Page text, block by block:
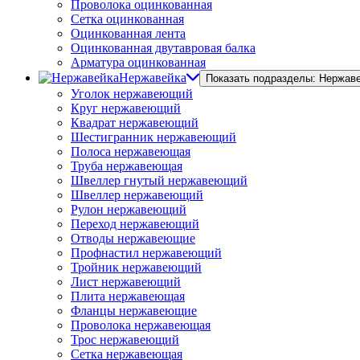
Проволока оцинкованная
Сетка оцинкованная
Оцинкованная лента
Оцинкованная двутавровая балка
Арматура оцинкованная
Нержавейка
Показать подразделы:
Уголок нержавеющий
Круг нержавеющий
Квадрат нержавеющий
Шестигранник нержавеющий
Полоса нержавеющая
Труба нержавеющая
Швеллер гнутый нержавеющий
Швеллер нержавеющий
Рулон нержавеющий
Переход нержавеющий
Отводы нержавеющие
Профнастил нержавеющий
Тройник нержавеющий
Лист нержавеющий
Плита нержавеющая
Фланцы нержавеющие
Проволока нержавеющая
Трос нержавеющий
Сетка нержавеющая